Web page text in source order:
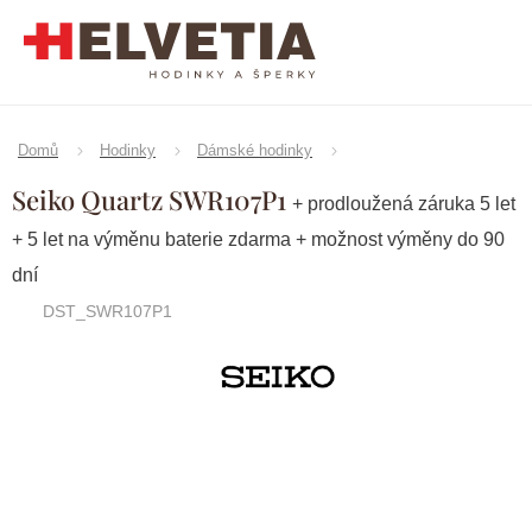
Domů Hodinky Dámské hodinky
Seiko Quartz SWR107P1 + prodloužená záruka 5 let
+ 5 let na výměnu baterie zdarma + možnost výměny do 90
dní
DST_SWR107P1
Značka:Seiko